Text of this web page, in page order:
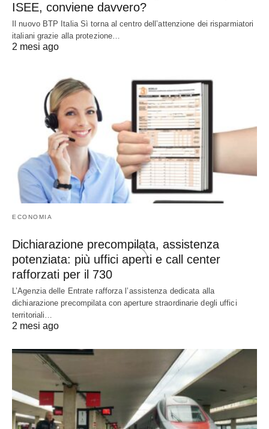
ISEE, conviene davvero?
Il nuovo BTP Italia Sì torna al centro dell’attenzione dei risparmiatori
italiani grazie alla protezione…
2 mesi ago
ECONOMIA
Dichiarazione precompilata, assistenza
potenziata: più uffici aperti e call center
rafforzati per il 730
L’Agenzia delle Entrate rafforza l’assistenza dedicata alla
dichiarazione precompilata con aperture straordinarie degli uffici
territoriali…
2 mesi ago